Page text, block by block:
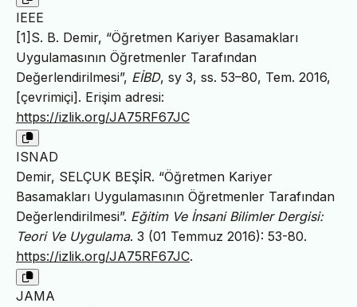
IEEE
[1]S. B. Demir, “Öğretmen Kariyer Basamakları
Uygulamasının Öğretmenler Tarafından
Değerlendirilmesi”, EİBD, sy 3, ss. 53–80, Tem. 2016,
[çevrimiçi]. Erişim adresi:
https://izlik.org/JA75RF67JC
ISNAD
Demir, SELÇUK BEŞİR. “Öğretmen Kariyer
Basamakları Uygulamasının Öğretmenler Tarafından
Değerlendirilmesi”. Eğitim Ve İnsani Bilimler Dergisi:
Teori Ve Uygulama. 3 (01 Temmuz 2016): 53-80.
https://izlik.org/JA75RF67JC.
JAMA